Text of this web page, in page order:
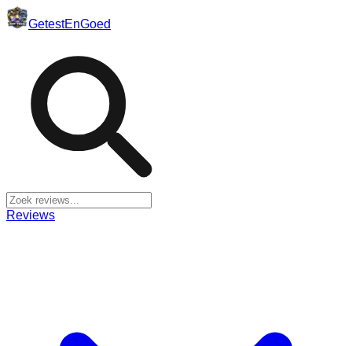
GetestEnGoed
Reviews